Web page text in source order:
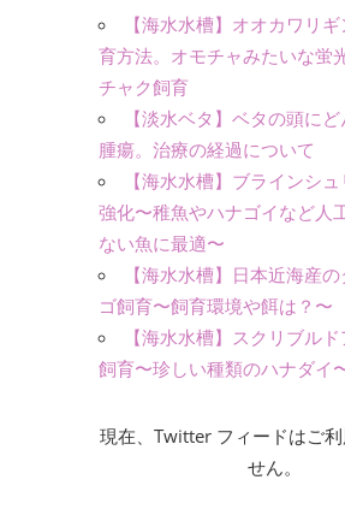
【海水水槽】オオカワリ
育方法。オモチャみたいな蛍
チャク飼育
【淡水ベタ】ベタの頭に
腫瘍。治療の経過について
【海水水槽】ブラインシ
強化〜稚魚やハナゴイなど人
ない魚に最適〜
【海水水槽】日本近海産
ゴ飼育〜飼育環境や餌は？〜
【海水水槽】スクリブル
飼育〜珍しい種類のハナダイ
現在、Twitter フィードはご
せん。